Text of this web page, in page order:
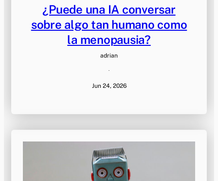
¿Puede una IA conversar
sobre algo tan humano como
la menopausia?
adrian
·
Jun 24, 2026